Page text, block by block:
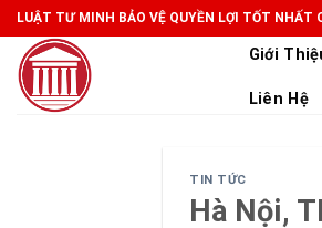
Skip
to
content
LUẬT TƯ MINH BẢO VỆ QUYỀN LỢI TỐT NHẤT
Giới
Liên Hệ
TIN TỨC
Hà Nội,